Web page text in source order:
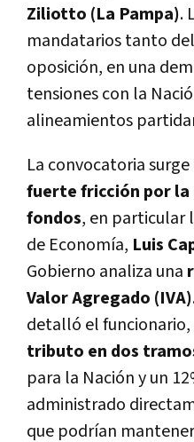
Ziliotto (La Pampa).
mandatarios tanto
oposición, en una
tensiones con la
alineamientos
La convocatoria
fuerte fricción por la
fondos, en particular
de Economía, Luis
Gobierno analiza una
Valor Agregado (IVA)
detalló el
tributo en dos
para la Nación y un
administrado
que podrían